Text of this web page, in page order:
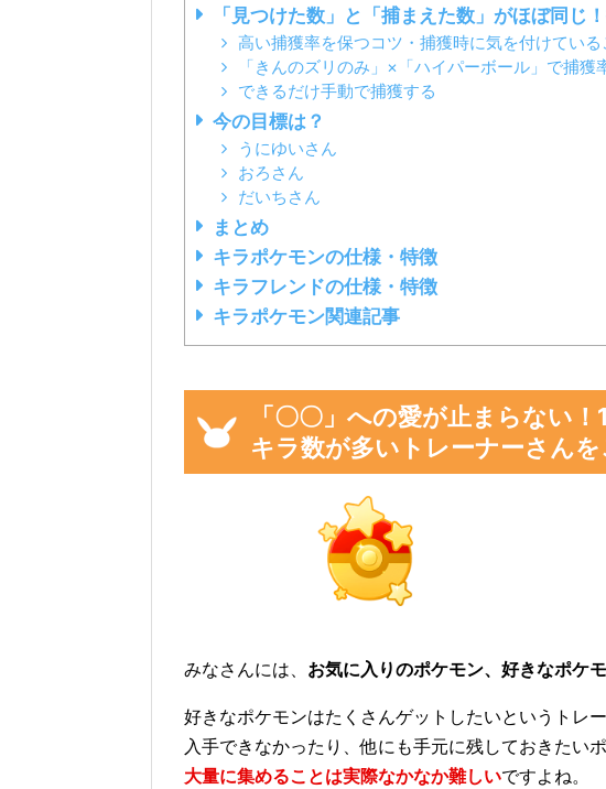
「見つけた数」と「捕まえた数」がほぼ同じ
高い捕獲率を保つコツ・捕獲時に気を付けている
「きんのズリのみ」×「ハイパーボール」で捕獲
できるだけ手動で捕獲する
今の目標は？
うにゆいさん
おろさん
だいちさん
まとめ
キラポケモンの仕様・特徴
キラフレンドの仕様・特徴
キラポケモン関連記事
「〇〇」への愛が止まらない
キラ数が多いトレーナーさんを
みなさんには、 お気に入りのポケモン、好きなポケ
好きなポケモンはたくさんゲットしたいというトレ
入手できなかったり、他にも手元に残しておきたい
大量に集めることは実際なかなか難しいですよね。